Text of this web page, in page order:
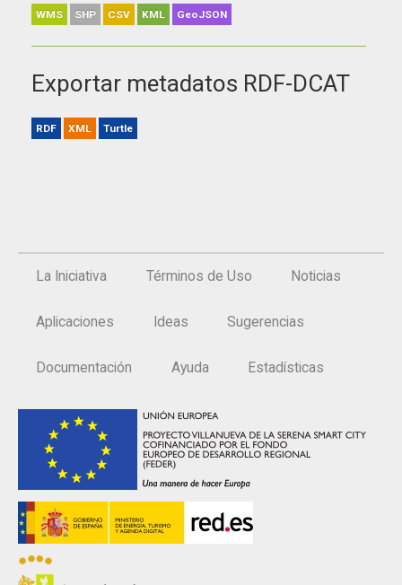
WMS SHP CSV KML GeoJSON
Exportar metadatos RDF-DCAT
RDF XML Turtle
La Iniciativa Términos de Uso Noticias
Aplicaciones Ideas Sugerencias
Documentación Ayuda Estadísticas